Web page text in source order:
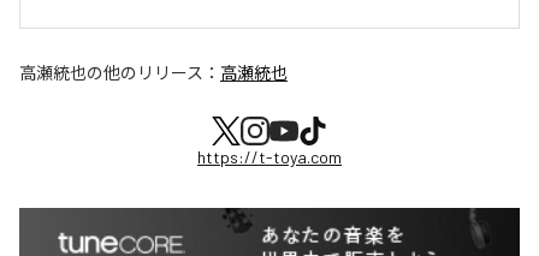
高瀬統也の他のリリース： 高瀬統也
https://t-toya.com